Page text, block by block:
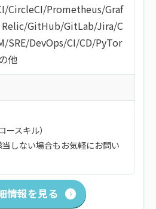
/CircleCI/Prometheus/Graf
/GitHub/GitLab/Jira/C
/SRE/DevOps/CI/CD/PyTor
他
スキル）
しない場合もお気軽にお問い
情報を見る